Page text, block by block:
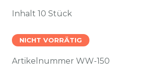
Inhalt 10 Stück
NICHT VORRÄTIG
Artikelnummer WW-150